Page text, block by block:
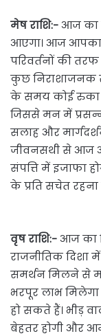
मेष राशि:-आज का
आएगा। आज आपका
परिवर्तनों की
कुछ निराशाजनक
के समय कोई रुका
जिससे मन में
सलाह और
जीवनसथी से आज
संपत्ति में इजाफा
के प्रति सचेत रहना
वृष राशि:-आज का
राजनीतिक दिशा
समर्थन मिलने से
भरपूर लाभ
हो सकते हैं। भीड़
बेहतर होगी और